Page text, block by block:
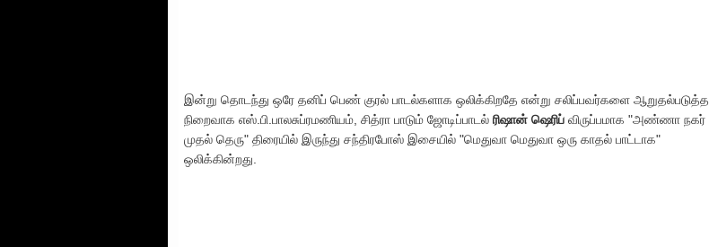
இன்று தொடந்து ஒரே தனிப் பெண் குரல் பாடல்களாக ஒலிக்கிறதே என்று சலிப்பவர்களை ஆறுதல்படுத்த
நிறைவாக எஸ்.பி.பாலசுப்ரமணியம், சித்ரா பாடும் ஜோடிப்பாடல் ரிஷான் ஷெரிப் விருப்பமாக "அண்ணா நகர்
முதல் தெரு" திரையில் இருந்து சந்திரபோஸ் இசையில் "மெதுவா மெதுவா ஒரு காதல் பாட்டாக"
ஒலிக்கின்றது.